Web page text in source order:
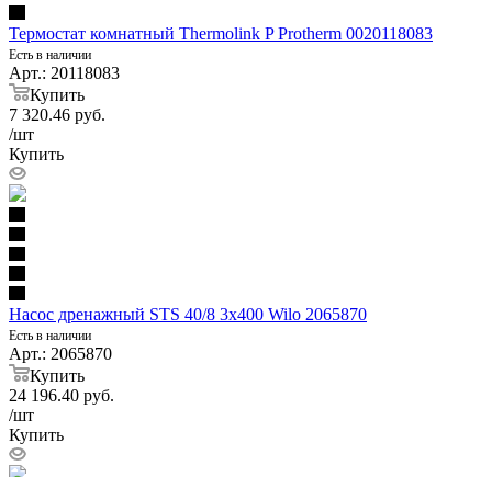
Термостат комнатный Thermolink P Protherm 0020118083
Есть в наличии
Арт.: 20118083
Купить
7 320.46 руб.
/шт
Купить
Насос дренажный STS 40/8 3х400 Wilo 2065870
Есть в наличии
Арт.: 2065870
Купить
24 196.40 руб.
/шт
Купить